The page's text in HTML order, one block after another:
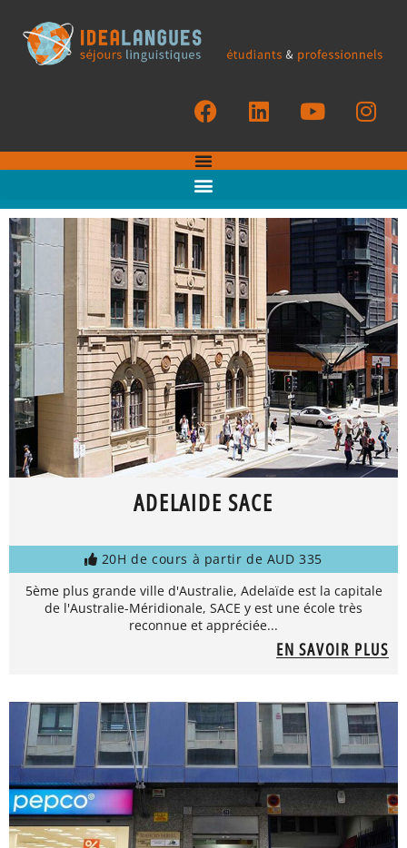
ADELAIDE SACE
20H de cours à partir de AUD 335
5ème plus grande ville d'Australie, Adelaïde est la capitale
de l'Australie-Méridionale, SACE y est une école très
reconnue et appréciée...
EN SAVOIR PLUS